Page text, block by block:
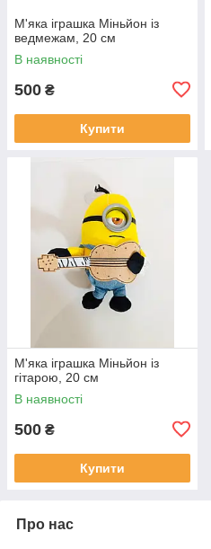
М'яка іграшка Міньйон із
ведмежам, 20 см
В наявності
500 ₴
Купити
М'яка іграшка Міньйон із
гітарою, 20 см
В наявності
500 ₴
Купити
Про нас